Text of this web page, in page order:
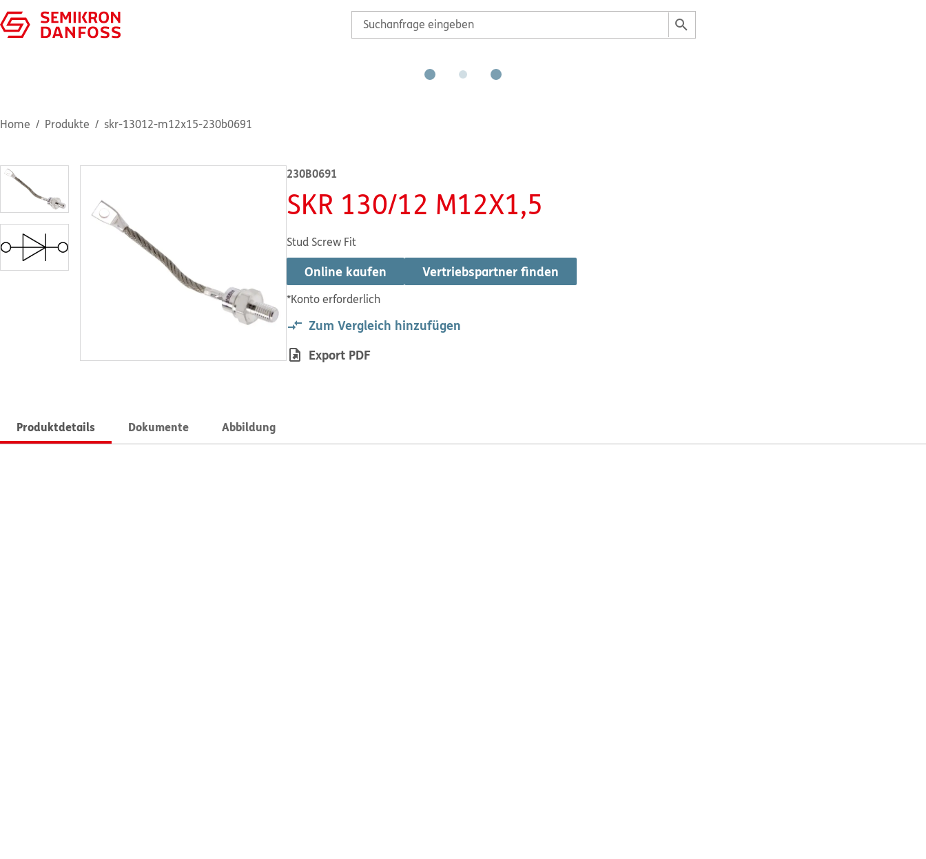
Home Produkte skr-13012-m12x15-230b0691
230B0691
SKR 130/12 M12X1,5
Stud Screw Fit
Online kaufen
*Konto erforderlich
Vertriebspartner finden
Zum Vergleich hinzufügen
Export PDF
Produktdetails Dokumente Abbildung